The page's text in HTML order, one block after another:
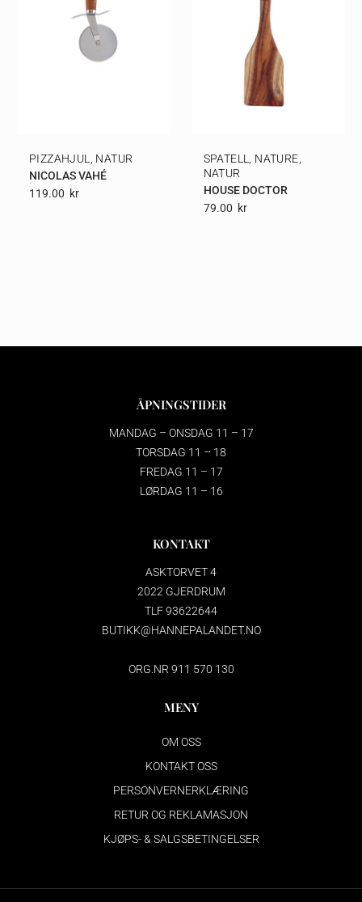
PIZZAHJUL, NATUR
NICOLAS VAHÉ
119.00 Kr
SPATELL, NATURE,
NATUR
HOUSE DOCTOR
79.00 Kr
ÅPNINGSTIDER
MANDAG – ONSDAG 11 – 17
TORSDAG 11 – 18
FREDAG 11 – 17
LØRDAG 11 – 16
KONTAKT
ASKTORVET 4
2022 GJERDRUM
TLF 93622644
BUTIKK@HANNEPALANDET.NO
ORG.NR 911 570 130
MENY
OM OSS
KONTAKT OSS
PERSONVERNERKLÆRING
RETUR OG REKLAMASJON
KJØPS- & SALGSBETINGELSER